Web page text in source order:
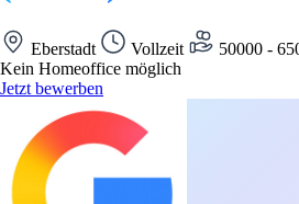
Eberstadt Vollzeit
50000 -
Kein Homeoffice möglich
Jetzt bewerben